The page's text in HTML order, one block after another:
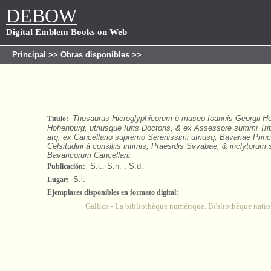
DEBOW
Digital Emblem Books on Web
Principal >> Obras disponibles >>
Título:
Thesaurus Hieroglyphicorum è museo Ioannis Georgii
Hohenburg, utriusque Iuris Doctoris, & ex Assessore summi
atq; ex Cancellario supremo Serenissimi utriusq; Bavariae
Celsitudini à consiliis intimis, Praesidis Svvabae; & inclytorum
Bavaricorum Cancellarii.
Publicación: S.l.: S.n. , S.d.
Lugar: S.l.
Ejemplares disponibles en formato digital:
Gallica - La bibliothèque numérique. Bibliothèque